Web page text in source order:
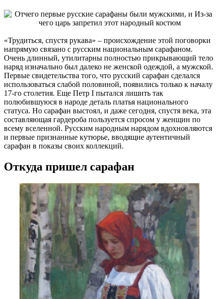
«Трудиться, спустя рукава» – происхождение этой поговорки
напрямую связано с русским национальным сарафаном.
Очень длинный, утилитарны полностью прикрывающий тело
наряд изначально был далеко не женской одеждой, а мужской.
Первые свидетельства того, что русский сарафан сделался
использоваться слабой половиной, появились только к началу
17-го столетия. Еще Петр I пытался лишить так
полюбившуюся в народе деталь платья национального
статуса. Но сарафан выстоял, и даже сегодня, спустя века, эта
составляющая гардероба пользуется спросом у женщин по
всему вселенной. Русским народным нарядом вдохновляются
и первые признанные кутюрье, вводящие аутентичный
сарафан в показы своих коллекций.
Откуда пришел сарафан